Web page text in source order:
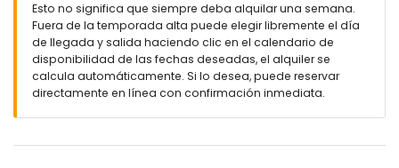
piscina comunitaria con forma de laguna
piscina infantil
jardín comunitario con césped y árboles
área de juegos
ducha exterior
zona de estar y comedor al aire libre
espacio de garaje comunitario
Más información
Esto no significa que siempre deba alquilar una semana.
Fuera de la temporada alta puede elegir libremente el día
de llegada y salida haciendo clic en el calendario de
disponibilidad de las fechas deseadas, el alquiler se
calcula automáticamente. Si lo desea, puede reservar
directamente en línea con confirmación inmediata.